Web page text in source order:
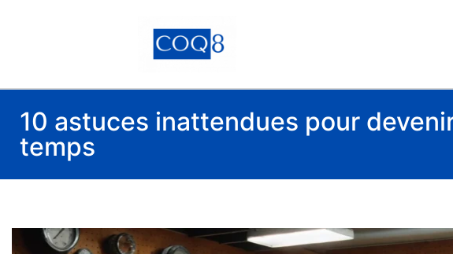
10 astuces inattendues pour
temps